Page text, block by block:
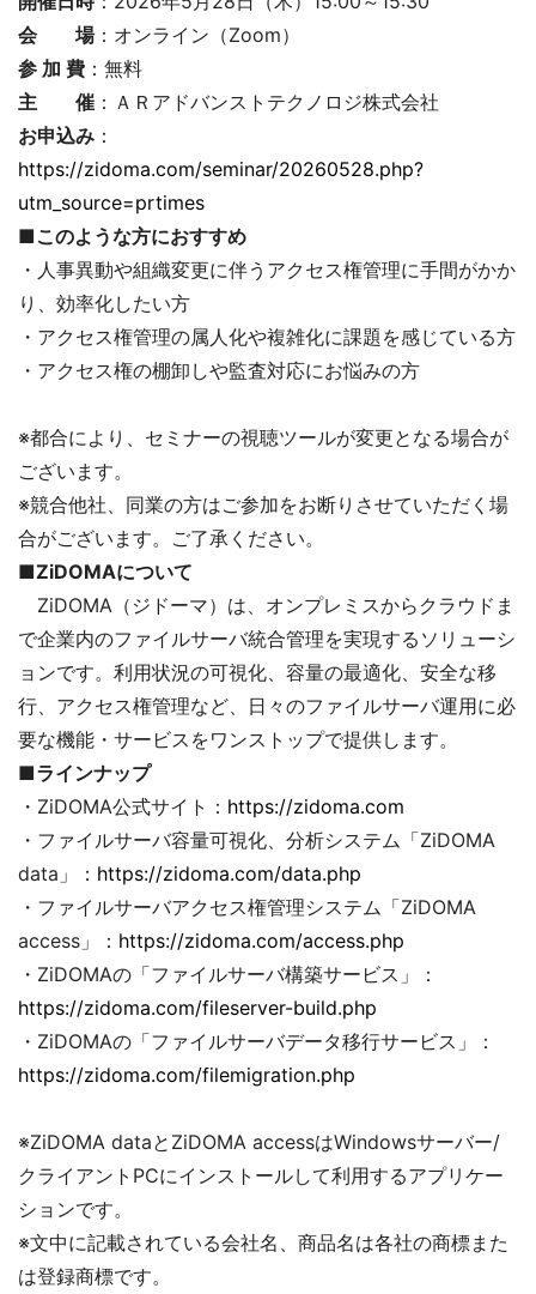
会 場：オンライン（Zoom）
参 加 費 ：無料
主 催 ：ＡＲアドバンストテクノロジ株式会社
お申込み ：
https://zidoma.com/seminar/20260528.php?
utm_source=prtimes
■このような方におすすめ
・人事異動や組織変更に伴うアクセス権管理に手間がかか
り、効率化したい方
・アクセス権管理の属人化や複雑化に課題を感じている方
・アクセス権の棚卸しや監査対応にお悩みの方
※都合により、セミナーの視聴ツールが変更となる場合が
ございます。
※競合他社、同業の方はご参加をお断りさせていただく場
合がございます。ご了承ください。
■ZiDOMAについて
ZiDOMA（ジドーマ）は、オンプレミスからクラウドま
で企業内のファイルサーバ統合管理を実現するソリューシ
ョンです。利用状況の可視化、容量の最適化、安全な移
行、アクセス権管理など、日々のファイルサーバ運用に必
要な機能・サービスをワンストップで提供します。
■ラインナップ
・ZiDOMA公式サイト： https://zidoma.com
・ファイルサーバ容量可視化、分析システム「ZiDOMA
data」： https://zidoma.com/data.php
・ファイルサーバアクセス権管理システム「ZiDOMA
access」： https://zidoma.com/access.php
・ZiDOMAの「ファイルサーバ構築サービス」：
https://zidoma.com/fileserver-build.php
・ZiDOMAの「ファイルサーバデータ移行サービス」：
https://zidoma.com/filemigration.php
※ZiDOMA dataとZiDOMA accessはWindowsサーバー/
クライアントPCにインストールして利用するアプリケー
ションです。
※文中に記載されている会社名、商品名は各社の商標また
は登録商標です。